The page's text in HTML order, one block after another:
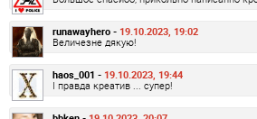
runawayhero - 19.10.2023, 19:02
Величезне дякую!
haos_001 - 19.10.2023, 19:44
І правда креатив ... супер!